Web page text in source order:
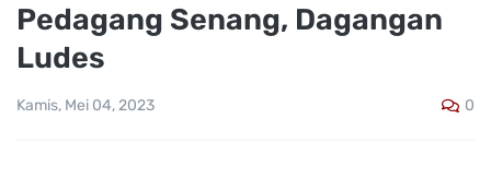
Pedagang Senang, Dagangan
Ludes
Kamis, Mei 04, 2023 0